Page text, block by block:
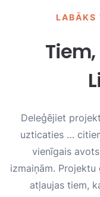
LABĀKS
Deleģējiet
uzticaties …
vienīgais
izmaiņām.
atļaujas tiem,